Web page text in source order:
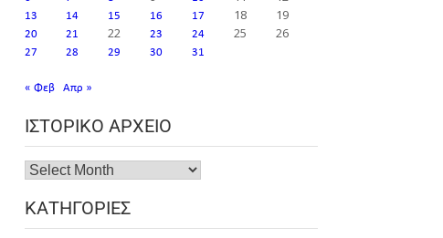
13 14 15 16 17 18 19
20 21 22 23 24 25 26
27 28 29 30 31
« Φεβ Απρ »
ΙΣΤΟΡΙΚΌ ΑΡΧΕΊΟ
ΚΑΤΗΓΟΡΊΕΣ